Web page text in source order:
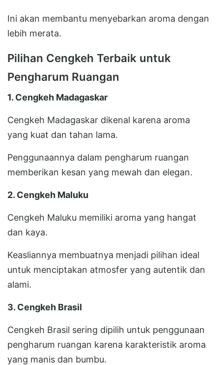
Ini akan membantu menyebarkan aroma dengan
lebih merata.
Pilihan Cengkeh Terbaik untuk
Pengharum Ruangan
1. Cengkeh Madagaskar
Cengkeh Madagaskar dikenal karena aroma
yang kuat dan tahan lama.
Penggunaannya dalam pengharum ruangan
memberikan kesan yang mewah dan elegan.
2. Cengkeh Maluku
Cengkeh Maluku memiliki aroma yang hangat
dan kaya.
Keasliannya membuatnya menjadi pilihan ideal
untuk menciptakan atmosfer yang autentik dan
alami.
3. Cengkeh Brasil
Cengkeh Brasil sering dipilih untuk penggunaan
pengharum ruangan karena karakteristik aroma
yang manis dan bumbu.